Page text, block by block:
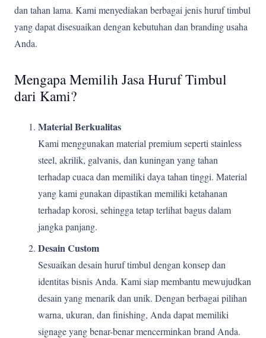
dan tahan lama. Kami menyediakan berbagai jenis huruf timbul
yang dapat disesuaikan dengan kebutuhan dan branding usaha
Anda.
Mengapa Memilih Jasa Huruf Timbul
dari Kami?
Material Berkualitas
Kami menggunakan material premium seperti stainless
steel, akrilik, galvanis, dan kuningan yang tahan
terhadap cuaca dan memiliki daya tahan tinggi. Material
yang kami gunakan dipastikan memiliki ketahanan
terhadap korosi, sehingga tetap terlihat bagus dalam
jangka panjang.
Desain Custom
Sesuaikan desain huruf timbul dengan konsep dan
identitas bisnis Anda. Kami siap membantu mewujudkan
desain yang menarik dan unik. Dengan berbagai pilihan
warna, ukuran, dan finishing, Anda dapat memiliki
signage yang benar-benar mencerminkan brand Anda.